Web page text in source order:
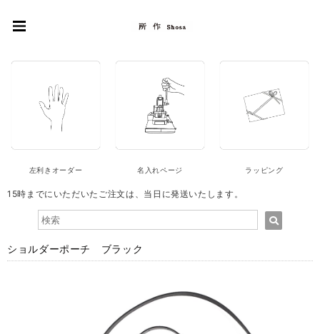
左利きオーダー 名入れページ ラッピング
15時までにいただいたご注文は、当日に発送いたします。
ショルダーポーチ ブラック